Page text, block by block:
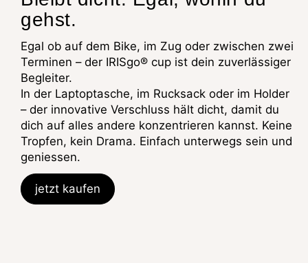
gehst.
Egal ob auf dem Bike, im Zug oder zwischen zwei
Terminen – der IRISgo® cup ist dein zuverlässiger
Begleiter.
In der Laptoptasche, im Rucksack oder im Holder
– der innovative Verschluss hält dicht, damit du
dich auf alles andere konzentrieren kannst. Keine
Tropfen, kein Drama. Einfach unterwegs sein und
geniessen.
jetzt kaufen